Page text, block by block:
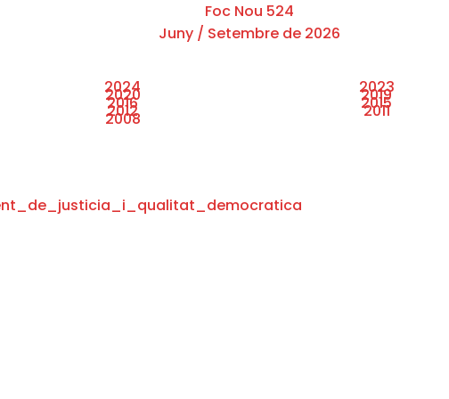
Foc Nou 524
Juny / Setembre de 2026
2024
2020
2016
2012
2008
2023
2019
2015
2011